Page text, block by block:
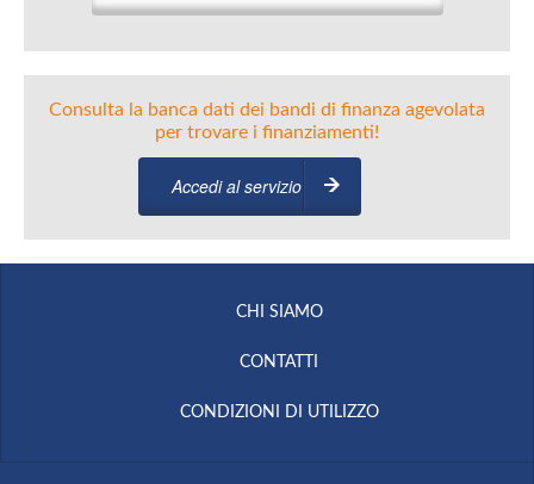
Consulta la banca dati dei bandi di finanza agevolata
per trovare i finanziamenti!
Accedi al servizio
CHI SIAMO
CONTATTI
CONDIZIONI DI UTILIZZO